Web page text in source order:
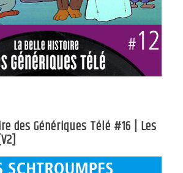
des Génériques Télé #16 | Les